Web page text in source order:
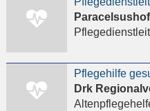
Pflegehilfe